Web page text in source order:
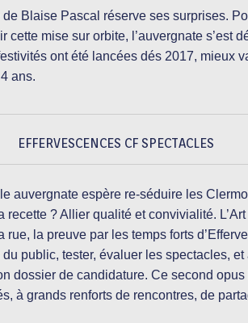
Blaise Pascal réserve ses surprises.
cette mise sur orbite, l’auvergnate s’est
ont été lancées dés 2017, mieux
ans.
EFFERVESCENCES CF SPECTACLES
auvergnate espère re-séduire les
? Allier qualité et convivialité.
la preuve par les temps forts
public, tester, évaluer les spectacles,
dossier de candidature. Ce second
à grands renforts de rencontres, de